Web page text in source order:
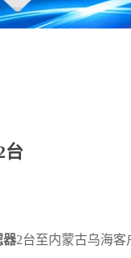
台
器2台至内蒙古乌海客